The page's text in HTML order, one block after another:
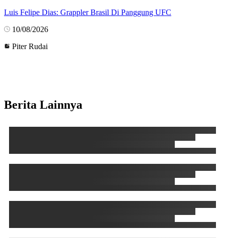
Luis Felipe Dias: Grappler Brasil Di Panggung UFC
10/08/2026
Piter Rudai
Berita Lainnya